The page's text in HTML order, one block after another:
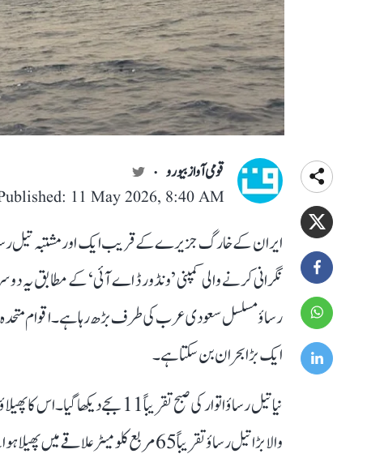
قومی آواز بیورو
11 May 2026, 8:40 AM
ایران کے خارگ جزیرے کے قریب ایک اور مشتبہ تیل
رساؤ مسلسل سعودی عرب کی طرف بڑھ رہا ہے۔ اقوام متحدہ نے
ایک بڑا بحران بن سکتا ہے۔
والا بڑا تیل رساؤ تقریباً 65 مربع